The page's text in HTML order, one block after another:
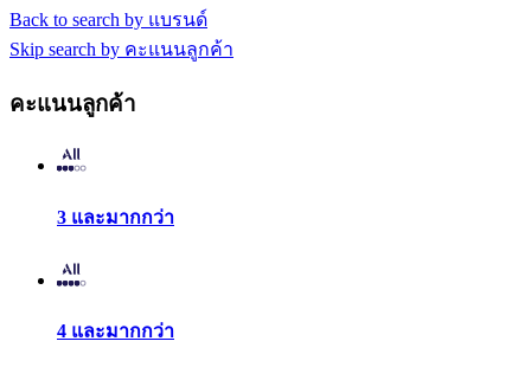
Back to search by แบรนด์
Skip search by คะแนนลูกค้า
คะแนนลูกค้า
3 และมากกว่า
4 และมากกว่า